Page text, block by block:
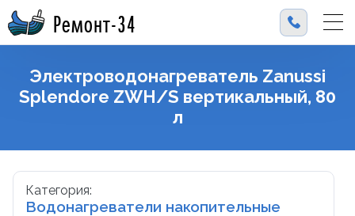
Ремонт-34
Электроводонагреватель Zanussi
Splendore ZWH/S вертикальный, 80
л
Категория:
Водонагреватели накопительные